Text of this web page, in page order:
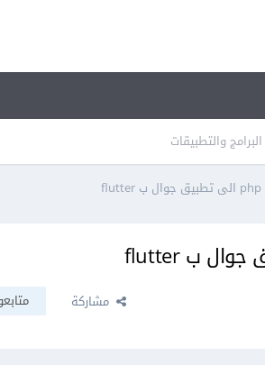
البرامج والتطبيقات
مشاركة